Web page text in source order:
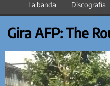
La banda Discografía
Gira AFP: The